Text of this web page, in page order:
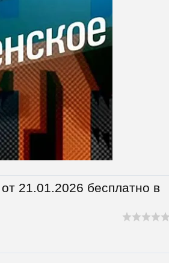
21.01.2026 бесплатно в